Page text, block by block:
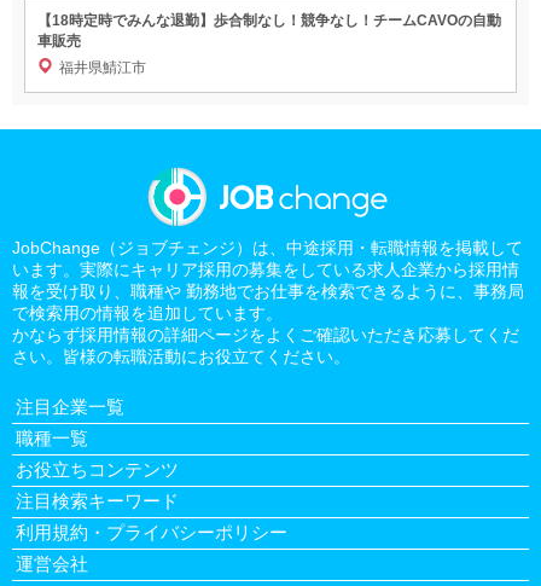
【18時定時でみんな退勤】歩合制なし！競争なし！チームCAVOの自動
車販売
福井県鯖江市
JobChange（ジョブチェンジ）は、中途採用・転職情報を掲載して
います。実際にキャリア採用の募集をしている求人企業から採用情
報を受け取り、職種や 勤務地でお仕事を検索できるように、事務局
で検索用の情報を追加しています。
かならず採用情報の詳細ページをよくご確認いただき応募してくだ
さい。皆様の転職活動にお役立てください。
注目企業一覧
職種一覧
お役立ちコンテンツ
注目検索キーワード
利用規約・プライバシーポリシー
運営会社